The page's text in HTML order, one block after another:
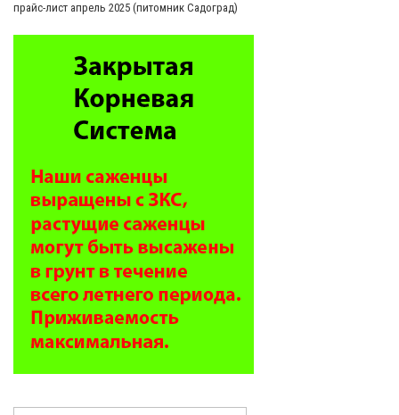
прайс-лист апрель 2025 (питомник Садоград)